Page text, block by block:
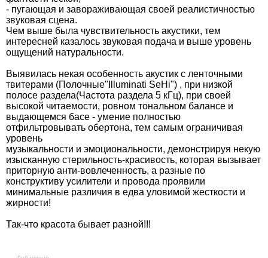
- пугающая и завораживающая своей реалистичностью
звуковая сцена.
Чем выше была чувствительность акустики, тем
интересней казалось звуковая подача и выше уровень
ощущений натуральности.
Выявилась некая особенность акустик с ленточными
твитерами (Полочные"Illuminati SeHi") , при низкой
полосе раздела(Частота раздела 5 кГц), при своей
высокой читаемости, ровном тональном балансе и
выдающемся басе - умение полностью
отфильтровывать обертона, тем самым ограничивая
уровень
музыкальности и эмоциональности, демонстрируя некую
изысканную стерильность-красивость, которая вызывает
приторную анти-вовлеченность, а разные по
конструктиву усилители и провода проявили
минимальные различия в едва уловимой жесткости и
жирности!
Так-что красота бывает разной!!!